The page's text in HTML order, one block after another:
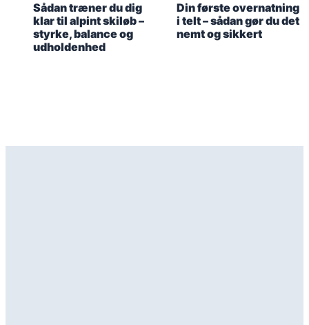
Sådan træner du dig
klar til alpint skiløb –
styrke, balance og
udholdenhed
Din første overnatning
i telt – sådan gør du det
nemt og sikkert